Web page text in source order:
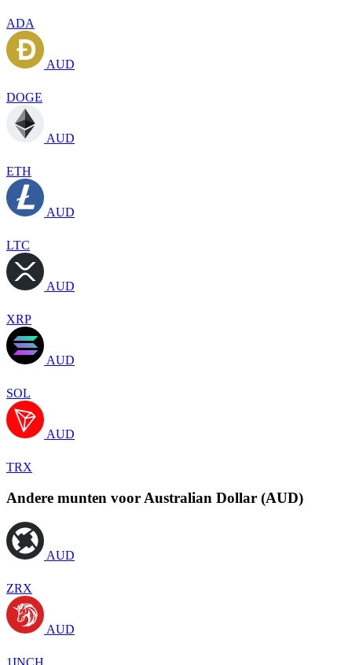
ADA
AUD
DOGE
AUD
ETH
AUD
LTC
AUD
XRP
AUD
SOL
AUD
TRX
Andere munten voor Australian Dollar (AUD)
AUD
ZRX
AUD
1INCH